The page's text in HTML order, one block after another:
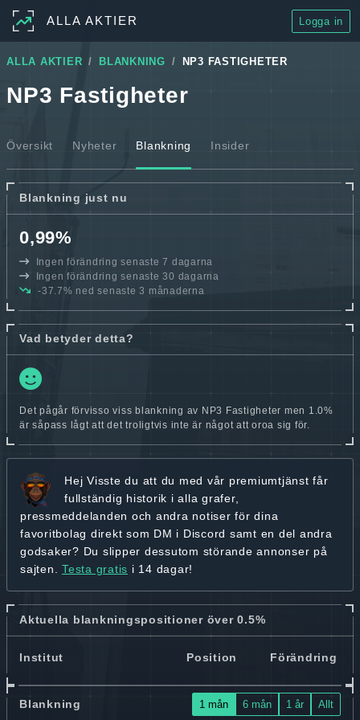
ALLA AKTIER Logga in
ALLA AKTIER BLANKNING NP3 FASTIGHETER
NP3 Fastigheter
Översikt Nyheter Blankning Insider
Blankning just nu
0,99%
Ingen förändring senaste 7 dagarna
Ingen förändring senaste 30 dagarna
-37.7% ned senaste 3 månaderna
Vad betyder detta?
Det pågår förvisso viss blankning av NP3 Fastigheter men 1.0%
är såpass lågt att det troligtvis inte är något att oroa sig för.
Hej Visste du att du med vår premiumtjänst får
fullständig historik i alla grafer,
pressmeddelanden och andra notiser för dina
favoritbolag direkt som DM i Discord samt en del andra
godsaker? Du slipper dessutom störande annonser på
sajten. Testa gratis i 14 dagar!
Aktuella blankningspositioner över 0.5%
Institut Position Förändring
Blankning 1 mån 6 mån 1 år Allt